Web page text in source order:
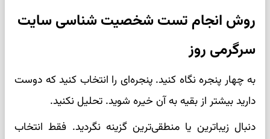
روش انجام تست شخصیت شناسی سایت
سرگرمی روز
به چهار پنجره نگاه کنید. پنجره‌ای را انتخاب کنید که دوست
دارید بیشتر از بقیه به آن خیره شوید. تحلیل نکنید.
دنبال زیباترین یا منطقی‌ترین گزینه نگردید. فقط انتخاب